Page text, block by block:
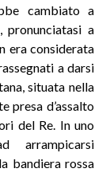
cambiato a
pronunciatasi a
era considerata
a darsi
situata nella
presa d’assalto
del Re. In uno
arrampicarsi
bandiera rossa